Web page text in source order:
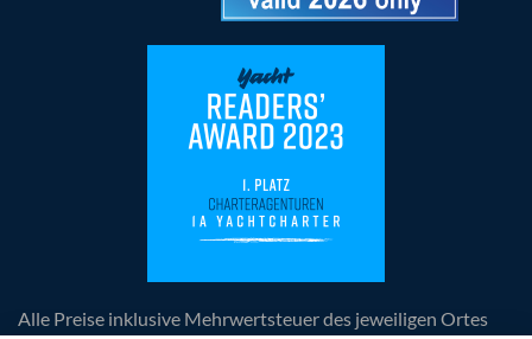
Alle Preise inklusive Mehrwertsteuer des jeweiligen Ortes